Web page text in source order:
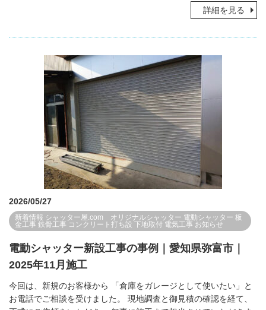
詳細を見る
2026/05/27
新着情報 シャッター屋.com オリジナルシャッター 電動シャッター 板
金工事 鉄骨工事 コンクリート打ち設 下地取付 電気工事 お知らせ
電動シャッター新設工事の事例｜愛知県弥富市｜
2025年11月施工
今回は、新規のお客様から 「倉庫をガレージとして使いたい」と
お電話でご相談を受けました。 現地調査と御見積の確認を経て、